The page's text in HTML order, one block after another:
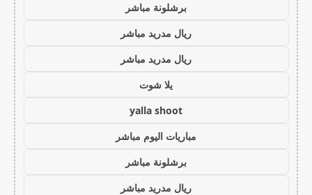
برشلونة مباشر
ريال مدريد مباشر
ريال مدريد مباشر
يلا شوت
yalla shoot
مباريات اليوم مباشر
برشلونة مباشر
ريال مدريد مباشر